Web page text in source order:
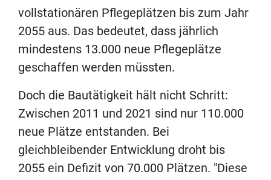
vollstationären Pflegeplätzen bis zum Jahr
2055 aus. Das bedeutet, dass jährlich
mindestens 13.000 neue Pflegeplätze
geschaffen werden müssten.
Doch die Bautätigkeit hält nicht Schritt:
Zwischen 2011 und 2021 sind nur 110.000
neue Plätze entstanden. Bei
gleichbleibender Entwicklung droht bis
2055 ein Defizit von 70.000 Plätzen. "Diese